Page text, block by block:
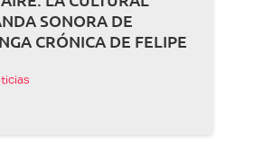
SONORA DE
CRÓNICA DE FELIPE